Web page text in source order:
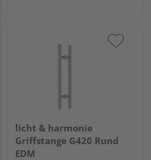
licht & harmonie
Griffstange G420 Rund
EDM